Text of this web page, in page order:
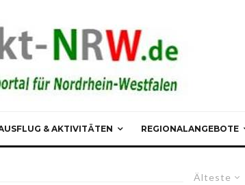
& AKTIVITÄTEN REGIONALANGEBOTE
Älteste